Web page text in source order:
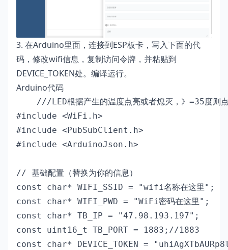
3. 在Arduino里面，连接到ESP板卡，写入下面的代
码，修改wifi信息，复制访问令牌，并粘贴到
DEVICE_TOKEN处。编译运行。
Arduino代码
///LED根据产生的温度点亮或者熄灭，》=35度则
#include <WiFi.h>
#include <PubSubClient.h>
#include <ArduinoJson.h>
// 基础配置（替换为你的信息）
const char* WIFI_SSID = "wifi名称在这里";
const char* WIFI_PWD = "WiFi密码在这里";
const char* TB_IP = "47.98.193.197";
const uint16_t TB_PORT = 1883;//1883
const char* DEVICE_TOKEN =